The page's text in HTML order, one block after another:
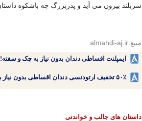
سربلند بیرون می آید و پدربزرگ چه باشکوه
منبع:almahdi-aj.ir
ایمپلنت اقساطی دندان بدون نیاز به چک و
۵۰٪ تخفیف ارتودنسی دندان اقساطی بدون نیاز به چک یا سفته!
داستان های جالب و خواندنی